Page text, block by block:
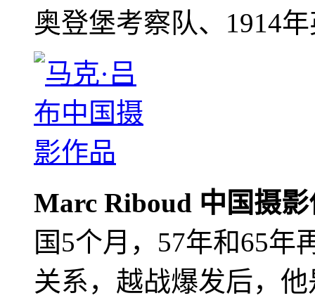
奥登堡考察队、1914
Marc Riboud 中国摄
国5个月，57年和65年
关系，越战爆发后，